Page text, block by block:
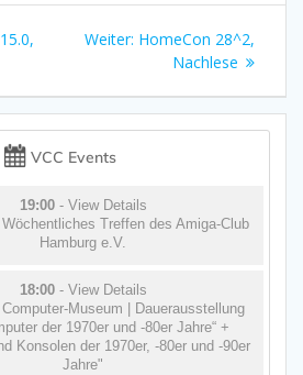
Weiter: Nächster
Beitrag:
HomeCon 28^2,
Nachlese
VCC Events
19:00 - View Details
Treffen des Amiga-Club
Hamburg e.V.
18:00 - View Details
Museum | Dauerausstellung
der 1970er und -80er Jahre“ +
Konsolen der 1970er, -80er und -90er
Jahre"